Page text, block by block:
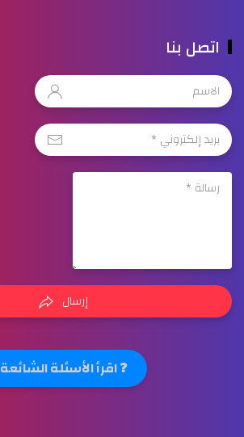
اتصل بنا
إرسال
❓ اقرأ الأسئلة الشائعة